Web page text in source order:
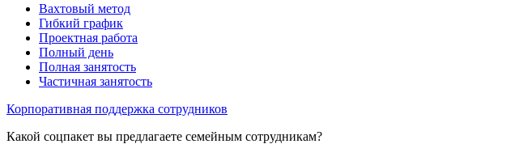
Вахтовый метод
Гибкий график
Проектная работа
Полный день
Полная занятость
Частичная занятость
Корпоративная поддержка сотрудников
Какой соцпакет вы предлагаете семейным сотрудникам?